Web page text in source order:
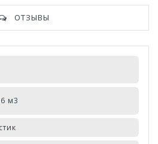
ОТЗЫВЫ
м3